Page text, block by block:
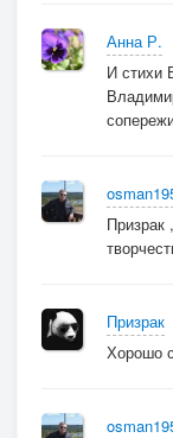
Анна Р.
И стихи
Призрак
Призрак
Хорошо